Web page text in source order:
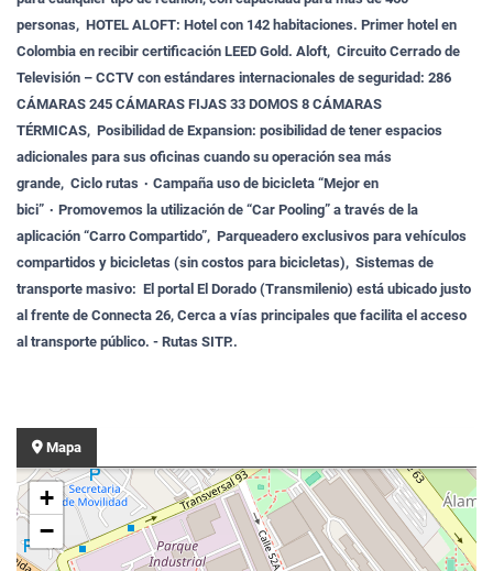
personas, HOTEL ALOFT: Hotel con 142 habitaciones. Primer hotel en
Colombia en recibir certificación LEED Gold. Aloft, Circuito Cerrado de
Televisión – CCTV con estándares internacionales de seguridad: 286
CÁMARAS 245 CÁMARAS FIJAS 33 DOMOS 8 CÁMARAS
TÉRMICAS, Posibilidad de Expansion: posibilidad de tener espacios
adicionales para sus oficinas cuando su operación sea más
grande, Ciclo rutas ۰ Campaña uso de bicicleta “Mejor en
bici” ۰ Promovemos la utilización de “Car Pooling” a través de la
aplicación “Carro Compartido”, Parqueadero exclusivos para vehículos
compartidos y bicicletas (sin costos para bicicletas), Sistemas de
transporte masivo: El portal El Dorado (Transmilenio) está ubicado justo
al frente de Connecta 26, Cerca a vías principales que facilita el acceso
al transporte público. - Rutas SITP..
Mapa
+
−